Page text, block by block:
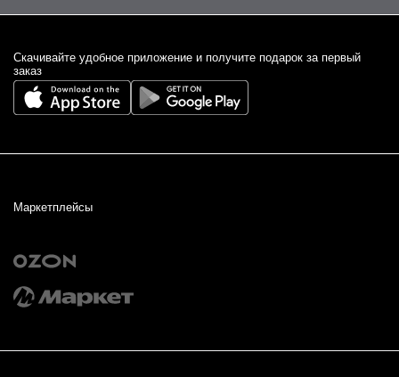
Cкачивайте удобное приложение и получите подарок за первый
заказ
Маркетплейсы